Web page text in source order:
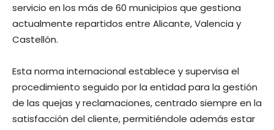
servicio en los más de 60 municipios que gestiona
actualmente repartidos entre Alicante, Valencia y
Castellón.
Esta norma internacional establece y supervisa el
procedimiento seguido por la entidad para la gestión
de las quejas y reclamaciones, centrado siempre en la
satisfacción del cliente, permitiéndole además estar